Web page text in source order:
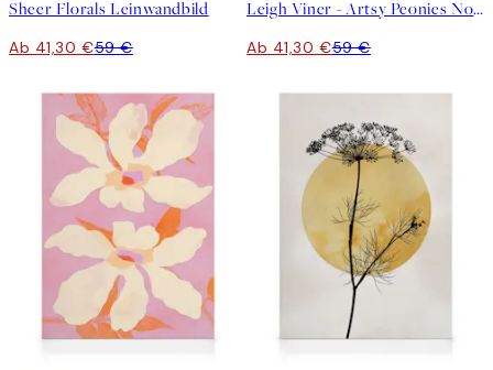
Sheer Florals Leinwandbild
Ab 41,30 €59 €
Leigh Viner - Artsy Peonies No1 Leinwandbild
Ab 41,30 €59 €